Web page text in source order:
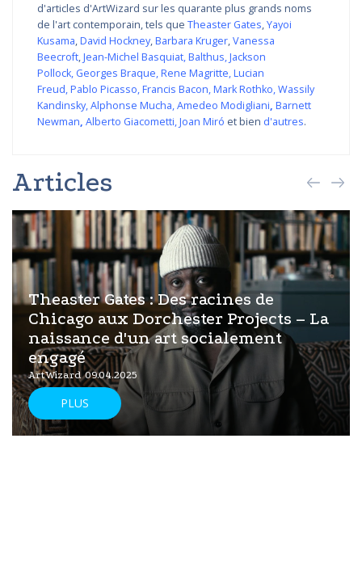
d'articles d'ArtWizard sur les quarante plus grands noms
de l'art contemporain, tels que Theaster Gates,Yayoi
Kusama,David Hockney,Barbara Kruger,Vanessa
Beecroft,Jean-Michel Basquiat,Balthus,Jackson
Pollock, Georges Braque,Rene Magritte,Lucian
Freud,Pablo Picasso,Francis Bacon,Mark Rothko,Wassily
Kandinsky,Alphonse Mucha,Amedeo Modigliani, Barnett
Newman, Alberto Giacometti,Joan Miró et bien d'autres.
Articles
Theaster Gates : Des racines de
Chicago aux Dorchester Projects – La
naissance d'un art socialement
engagé
ArtWizard 09.04.2025
PLUS